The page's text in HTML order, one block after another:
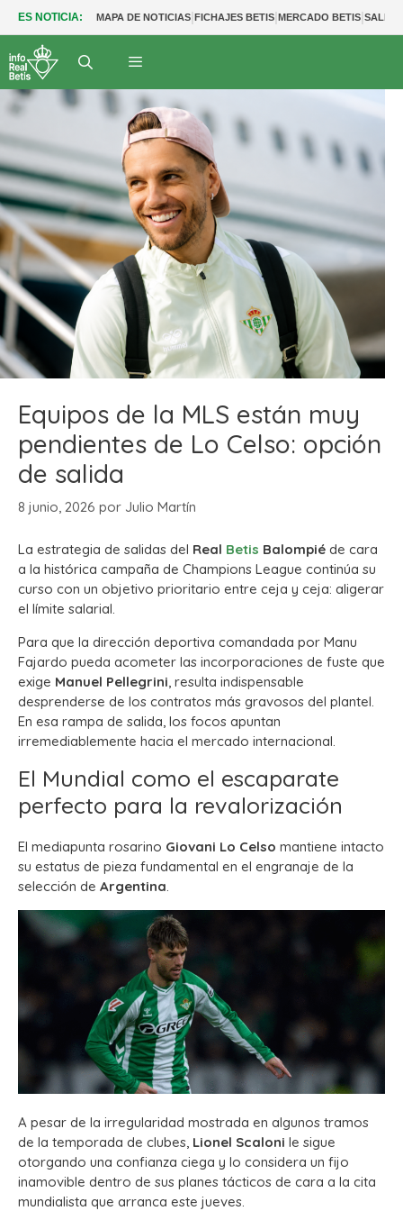
ES NOTICIA: MAPA DE NOTICIAS|FICHAJES BETIS|MERCADO BETIS|SALIDA
Equipos de la MLS están muy
pendientes de Lo Celso: opción
de salida
8 junio, 2026 por Julio Martín
La estrategia de salidas del Real Betis Balompié de cara
a la histórica campaña de Champions League continúa su
curso con un objetivo prioritario entre ceja y ceja: aligerar
el límite salarial.
Para que la dirección deportiva comandada por Manu
Fajardo pueda acometer las incorporaciones de fuste que
exige Manuel Pellegrini , resulta indispensable
desprenderse de los contratos más gravosos del plantel.
En esa rampa de salida, los focos apuntan
irremediablemente hacia el mercado internacional.
El Mundial como el escaparate
perfecto para la revalorización
El mediapunta rosarino Giovani Lo Celso mantiene intacto
su estatus de pieza fundamental en el engranaje de la
selección de Argentina
A pesar de la irregularidad mostrada en algunos tramos
de la temporada de clubes, Lionel Scaloni le sigue
otorgando una confianza ciega y lo considera un fijo
inamovible dentro de sus planes tácticos de cara a la cita
mundialista que arranca este jueves.